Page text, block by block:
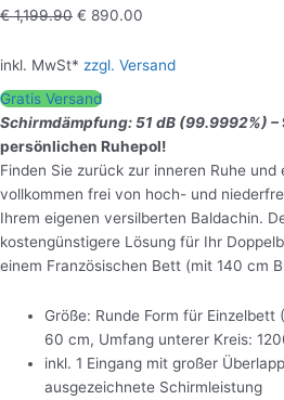
€1,199.90 € 890.00
inkl. MwSt* zzgl. Versand
Gratis Versand
Schirmdämpfung: 51 dB (99.9992%) –
persönlichen Ruhepol!
Finden Sie zurück zur inneren Ruhe und
vollkommen frei von hoch- und
Ihrem eigenen versilberten Baldachin.
kostengünstigere Lösung für Ihr
einem Französischen Bett (mit 140 cm
Größe: Runde Form für
60 cm, Umfang unterer Kreis:
inkl. 1 Eingang mit großer
ausgezeichnete Schirmleistung